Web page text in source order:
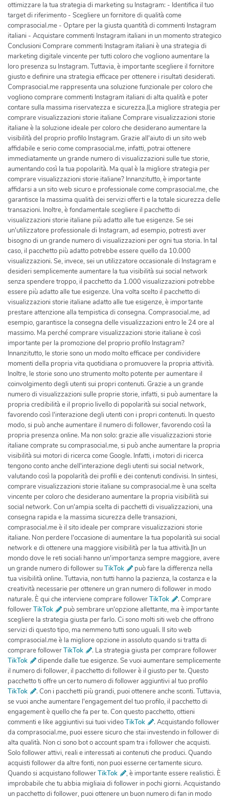
TikTok
può fare la differenza nella
tua visibilità online. Tuttavia, non tutti hanno la pazienza, la costanza e la
creatività necessarie per ottenere un gran numero di follower in modo
naturale. È qui che interviene comprare followerTikTok
. Comprare
followerTikTok
può sembrare un'opzione allettante, ma è importante
scegliere la strategia giusta per farlo. Ci sono molti siti web che offrono
servizi di questo tipo, ma nemmeno tutti sono uguali. Il sito web
comprasocial.me è la migliore opzione in assoluto quando si tratta di
comprare followerTikTok
. La strategia giusta per comprare follower
TikTok
dipende dalle tue esigenze. Se vuoi aumentare semplicemente
il numero di follower, il pacchetto di follower è il giusto per te. Questo
pacchetto ti offre un certo numero di follower aggiuntivi al tuo profilo
TikTok
. Con i pacchetti più grandi, puoi ottenere anche sconti. Tuttavia,
se vuoi anche aumentare l'engagement del tuo profilo, il pacchetto di
engagement è quello che fa per te. Con questo pacchetto, ottieni
commenti e like aggiuntivi sui tuoi videoTikTok
. Acquistando follower
da comprasocial.me, puoi essere sicuro che stai investendo in follower di
alta qualità. Non ci sono bot o account spam tra i follower che acquisti.
Solo follower attivi, reali e interessati ai contenuti che produci. Quando
acquisti follower da altre fonti, non puoi esserne certamente sicuro.
Quando si acquistano followerTikTok
, è importante essere realistici. È
improbabile che tu abbia migliaia di follower in pochi giorni. Acquistando
un pacchetto di follower, puoi ottenere un buon numero di fan in modo